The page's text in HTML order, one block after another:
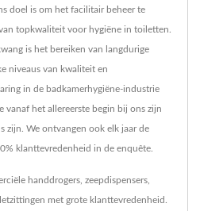
doel is om het facilitair beheer te
topkwaliteit voor hygiëne in toiletten.
is het bereiken van langdurige
niveaus van kwaliteit en
in de badkamerhygiëne-industrie
vanaf het allereerste begin bij ons zijn
zijn. We ontvangen ook elk jaar de
klanttevredenheid in de enquête.
handdrogers, zeepdispensers,
met grote klanttevredenheid.